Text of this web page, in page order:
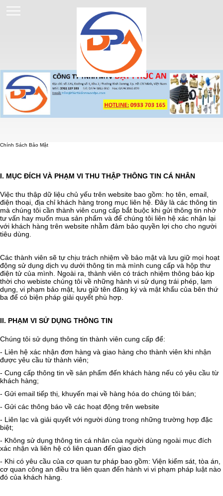
Chính Sách Bảo Mật
I. MỤC ĐÍCH VÀ PHẠM VI THU THẬP THÔNG TIN CÁ NHÂN
Việc thu thập dữ liệu chủ yếu trên website bao gồm: họ tên, email,
điện thoại, địa chỉ khách hàng trong mục liên hệ. Đây là các thông tin
mà chúng tôi cần thành viên cung cấp bắt buộc khi gửi thông tin nhờ
tư vấn hay muốn mua sản phẩm và để chúng tôi liên hệ xác nhận lại
với khách hàng trên website nhằm đảm bảo quyền lợi cho cho người
tiêu dùng.
Các thành viên sẽ tự chịu trách nhiệm về bảo mật và lưu giữ mọi hoạt
động sử dụng dịch vụ dưới thông tin mà mình cung cấp và hộp thư
điện tử của mình. Ngoài ra, thành viên có trách nhiệm thông báo kịp
thời cho webiste chúng tôi về những hành vi sử dụng trái phép, lạm
dụng, vi phạm bảo mật, lưu giữ tên đăng ký và mật khẩu của bên thứ
ba để có biện pháp giải quyết phù hợp.
II. PHẠM VI SỬ DỤNG THÔNG TIN
Chúng tôi sử dụng thông tin thành viên cung cấp để:
- Liên hệ xác nhận đơn hàng và giao hàng cho thành viên khi nhận
được yêu cầu từ thành viên;
- Cung cấp thông tin về sản phẩm đến khách hàng nếu có yêu cầu từ
khách hàng;
- Gửi email tiếp thị, khuyến mại về hàng hóa do chúng tôi bán;
- Gửi các thông báo về các hoạt động trên website
- Liên lạc và giải quyết với người dùng trong những trường hợp đặc
biệt;
- Không sử dụng thông tin cá nhân của người dùng ngoài mục đích
xác nhận và liên hệ có liên quan đến giao dịch
- Khi có yêu cầu của cơ quan tư pháp bao gồm: Viện kiểm sát, tòa án,
cơ quan công an điều tra liên quan đến hành vi vi phạm pháp luật nào
đó của khách hàng.